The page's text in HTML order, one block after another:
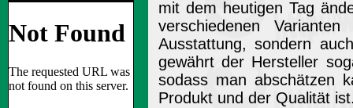
mit dem heutigen Tag
verschiedenen
Ausstattung, sondern
gewährt der Hersteller
sodass man abschätzen
Produkt und der Qualität